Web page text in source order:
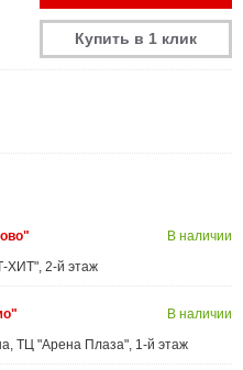
Купить в 1 клик
ХИТ", 2-й этаж
В наличии
ТЦ "Арена Плаза", 1-й этаж
В наличии